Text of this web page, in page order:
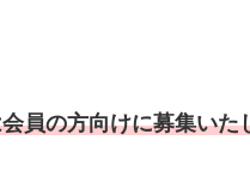
員の方向けに募集いた